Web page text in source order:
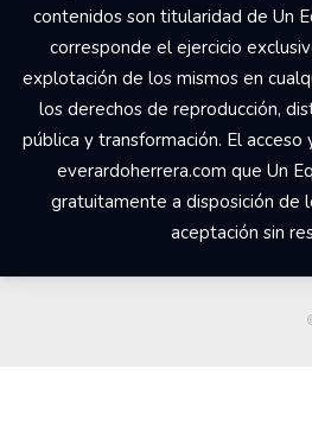
contenidos son titularidad de Un
corresponde el ejercicio
explotación de los mismos en
los derechos de reproducción,
pública y transformación. El
everardoherrera.com que Un
gratuitamente a disposición de
aceptación sin